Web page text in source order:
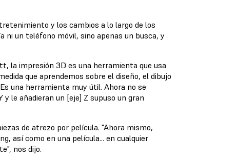
y los cambios a lo largo de los
ni un teléfono móvil, sino apenas un busca, y
la impresión 3D es una herramienta que usa
que aprendemos sobre el diseño, el dibujo
una herramienta muy útil. Ahora no se
y le añadieran un [eje] Z supuso un gran
de atrezo por película. "Ahora mismo,
así como en una película... en cualquier
nos dijo.